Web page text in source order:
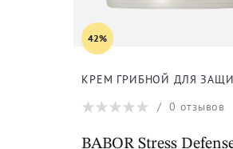
42%
КРЕМ ГРИБНОЙ ДЛЯ
/0 отзывов
BABOR Stress